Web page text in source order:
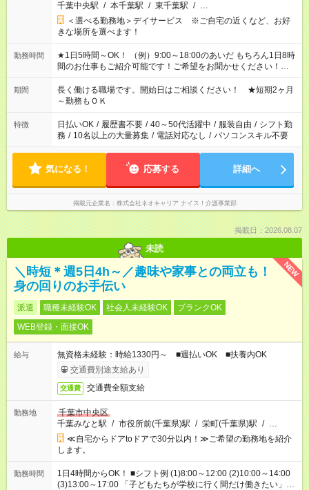
千葉中央駅 / 本千葉駅 / 東千葉駅 / …
＜選べる勤務地＞デイサービス ※ご自宅の近くなど、お好
きな場所を選べます！
勤務時間
★1日5時間～OK！ （例）9:00～18:00のあいだ もちろん1日8時
間のお仕事もご紹介可能です！ご希望をお聞かせください！★家
庭の都合でお休みが必要な場合も遠慮なくご相談ください。 ※
週最低15時間以上の勤務が必要です
期間
長く働ける職場です。開始日はご相談ください！ ★短期2ヶ月
～勤務もＯＫ
特徴 日払いOK / 履歴書不要 / 40～50代活躍中 / 服装自由 / シフト勤
務 / 10名以上の大量募集 / 電話対応なし / パソコンスキル不要
気になる！ 応募する 詳細へ
掲載元企業名 株式会社ネオキャリア ナイス！介護事業部
掲載日：2026.08.07
未読
NEW
＼時短＊週5日4h～／趣味や家事との両立も！
身の回りのお手伝い
派遣 職種未経験OK 社会人未経験OK
ブランクOK
WEB登録・面接OK
給与
無資格未経験：時給1330円～ ■週払いOK ■扶養内OK
交通費別途支給あり
交通費 交通費全額支給
勤務地
千葉市中央区
千葉みなと駅 / 市役所前(千葉県)駅 / 栄町(千葉県)駅 / …
≪自宅からドアtoドアで30分以内！≫ご希望の勤務地を紹介
します。
勤務時間
1日4時間からOK！ ■シフト例 (1)8:00～12:00 (2)10:00～14:00
(3)13:00～17:00 「子どもたちが学校に行く間だけ働きたい」